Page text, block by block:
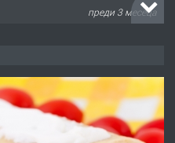
преди 3 месеца
преди 10 месеца